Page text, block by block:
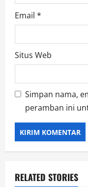
Email *
Situs Web
Simpan nama,
peramban ini
RELATED STORIES